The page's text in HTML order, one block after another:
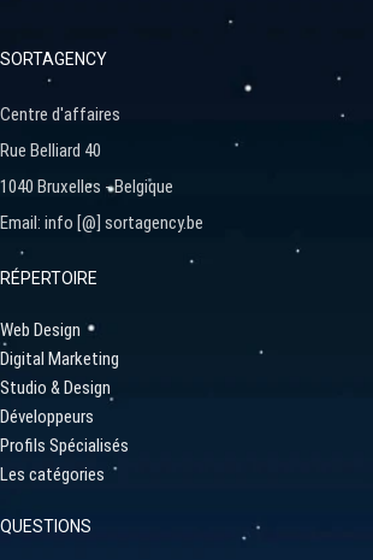
SORTAGENCY
Centre d'affaires
Rue Belliard 40
1040 Bruxelles - Belgique
Email: info [@] sortagency.be
RÉPERTOIRE
Web Design
Digital Marketing
Studio & Design
Développeurs
Profils Spécialisés
Les catégories
QUESTIONS